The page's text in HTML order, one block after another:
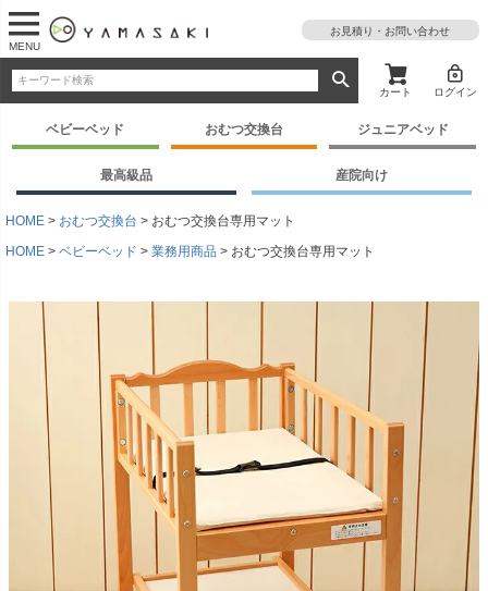
MENU
お見積り・お問い合わせ
カート ログイン
ベビーベッド おむつ交換台 ジュニアベッド
最高級品 産院向け
HOME おむつ交換台
おむつ交換台専用マット
HOME
ベビーベッド 業務用商品 おむつ交換台専用マット